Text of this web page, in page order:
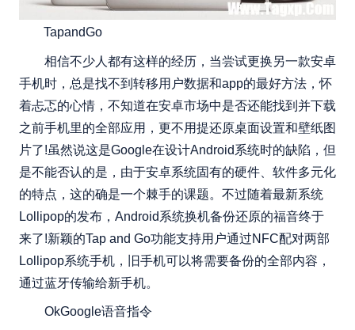
TapandGo
相信不少人都有这样的经历，当尝试更换另一款安卓
手机时，总是找不到转移用户数据和app的最好方法，怀
着忐忑的心情，不知道在安卓市场中是否还能找到并下载
之前手机里的全部应用，更不用提还原桌面设置和壁纸图
片了!虽然说这是Google在设计Android系统时的缺陷，但
是不能否认的是，由于安卓系统固有的硬件、软件多元化
的特点，这的确是一个棘手的课题。不过随着最新系统
Lollipop的发布，Android系统换机备份还原的福音终于
来了!新颖的Tap and Go功能支持用户通过NFC配对两部
Lollipop系统手机，旧手机可以将需要备份的全部内容，
通过蓝牙传输给新手机。
OkGoogle语音指令